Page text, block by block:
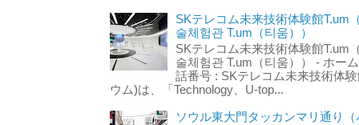
SKテレコム未来技術体験館T.um
술체험관 T.um（티움））
SKテレコム未来技術体験館T.um
술체험관 T.um（티움）） - ホー
話番号 : SKテレコム未来技術体
ウム)は、「Technology、U-top...
ソウル東大門タッカンマリ通り